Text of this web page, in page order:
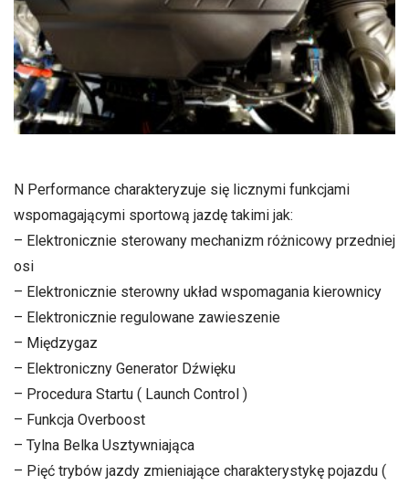
N Performance charakteryzuje się licznymi funkcjami
wspomagającymi sportową jazdę takimi jak:
– Elektronicznie sterowany mechanizm różnicowy przedniej
osi
– Elektronicznie sterowny układ wspomagania kierownicy
– Elektronicznie regulowane zawieszenie
– Międzygaz
– Elektroniczny Generator Dźwięku
– Procedura Startu ( Launch Control )
– Funkcja Overboost
– Tylna Belka Usztywniająca
– Pięć trybów jazdy zmieniające charakterystykę pojazdu (